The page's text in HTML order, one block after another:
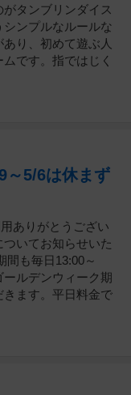
タンブリンダイス
ンプルなルールな
り、初めて遊ぶ人
です。指ではじく
～5/6は休まず
ありがとうござい
いてお知らせいた
間も毎日13:00～
ルデンウィーク期
きます。平日料金で